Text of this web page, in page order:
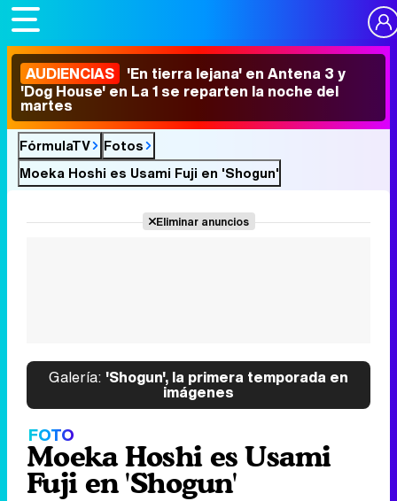
AUDIENCIAS 'En tierra lejana' en Antena 3 y
'Dog House' en La 1 se reparten la noche del
martes
FórmulaTV
Fotos
Moeka Hoshi es Usami Fuji en 'Shogun'
Eliminar anuncios
Galería: 'Shogun', la primera temporada en
imágenes
FOTO
Moeka Hoshi es Usami
Fuji en 'Shogun'